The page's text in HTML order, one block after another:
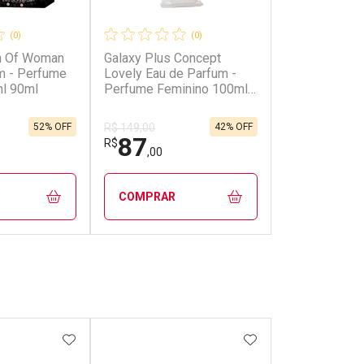
(0)
Of Woman
- Perfume
90ml
52% OFF
(0)
Galaxy Plus Concept
Lovely Eau de Parfum -
Perfume Feminino 100ml
R$ 149,00
R$87,00
42% OFF
COMPRAR
ADICIONAR AOS FAVORITOSADICIONAR AOS